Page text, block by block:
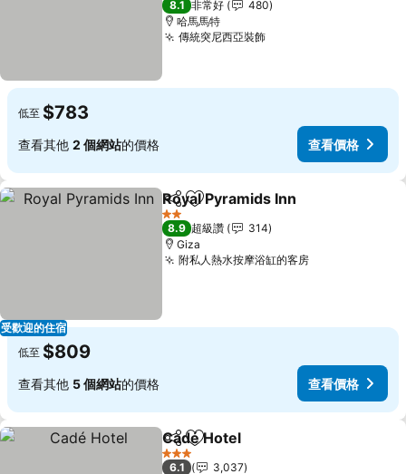
8.1 非常好
480
哈馬馬特
傳統突尼西亞裝飾查看價格
低至 $783
查看其他 2 個網站的價格 查看價格
受歡迎的住宿
分享 加入我的最愛
Royal Pyramids Inn
2 星級
8.9 超級讚
314
Giza
附私人熱水按摩浴缸的客房查看價格
低至 $809
查看其他 5 個網站的價格 查看價格
分享 加入我的最愛
Cadé Hotel
3 星級
6.1
3,037